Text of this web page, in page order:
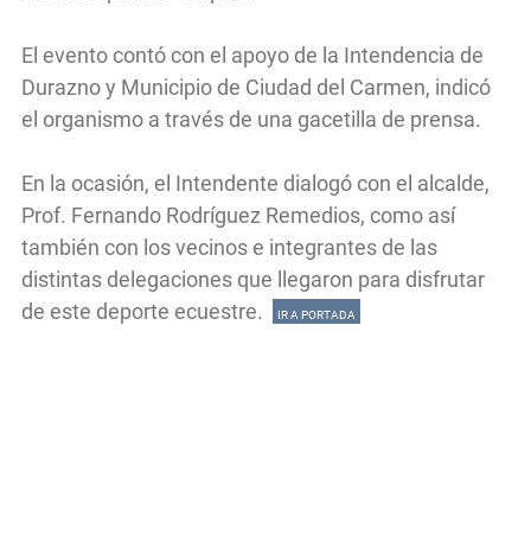
El evento contó con el apoyo de la Intendencia de
Durazno y Municipio de Ciudad del Carmen, indicó
el organismo a través de una gacetilla de prensa.
En la ocasión, el Intendente dialogó con el alcalde,
Prof. Fernando Rodríguez Remedios, como así
también con los vecinos e integrantes de las
distintas delegaciones que llegaron para disfrutar
de este deporte ecuestre.
IR A PORTADA